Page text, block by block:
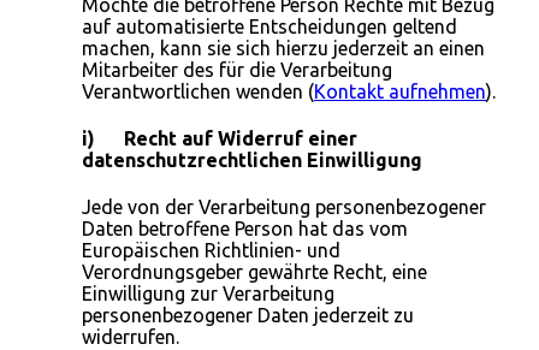
Möchte die betroffene Person Rechte mit Bezug
auf automatisierte Entscheidungen geltend
machen, kann sie sich hierzu jederzeit an einen
Mitarbeiter des für die Verarbeitung
Verantwortlichen wenden (Kontakt aufnehmen).
i) Recht auf Widerruf einer
datenschutzrechtlichen Einwilligung
Jede von der Verarbeitung personenbezogener
Daten betroffene Person hat das vom
Europäischen Richtlinien- und
Verordnungsgeber gewährte Recht, eine
Einwilligung zur Verarbeitung
personenbezogener Daten jederzeit zu
widerrufen.